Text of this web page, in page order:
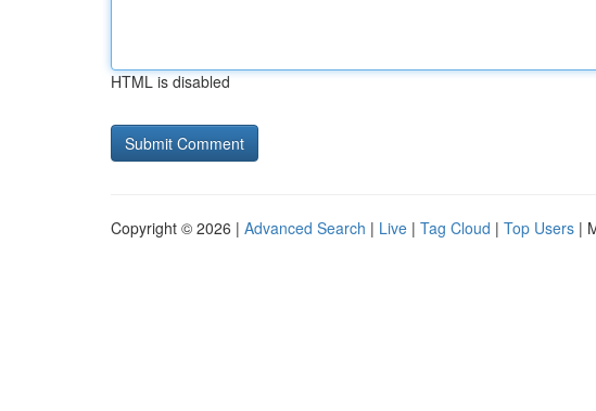
HTML is disabled
Copyright © 2026 | Advanced Search | Live | Tag Cloud | Top Users |